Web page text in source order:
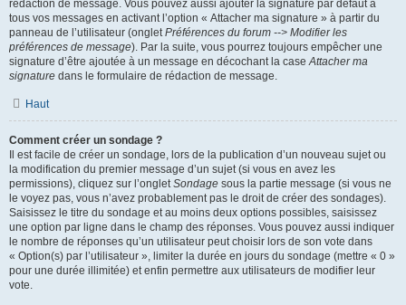
rédaction de message. Vous pouvez aussi ajouter la signature par défaut à
tous vos messages en activant l’option « Attacher ma signature » à partir du
panneau de l’utilisateur (ongletPréférences du forum --> Modifier les
préférences de message). Par la suite, vous pourrez toujours empêcher une
signature d’être ajoutée à un message en décochant la caseAttacher ma
signature dans le formulaire de rédaction de message.
Haut
Comment créer un sondage ?
Il est facile de créer un sondage, lors de la publication d’un nouveau sujet ou
la modification du premier message d’un sujet (si vous en avez les
permissions), cliquez sur l’ongletSondage sous la partie message (si vous ne
le voyez pas, vous n’avez probablement pas le droit de créer des sondages).
Saisissez le titre du sondage et au moins deux options possibles, saisissez
une option par ligne dans le champ des réponses. Vous pouvez aussi indiquer
le nombre de réponses qu’un utilisateur peut choisir lors de son vote dans
« Option(s) par l’utilisateur », limiter la durée en jours du sondage (mettre « 0 »
pour une durée illimitée) et enfin permettre aux utilisateurs de modifier leur
vote.